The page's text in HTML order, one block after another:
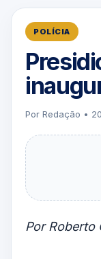
POLÍCIA
Por Redação •
Por Roberto